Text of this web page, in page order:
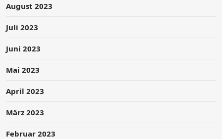
August 2023
Juli 2023
Juni 2023
Mai 2023
April 2023
März 2023
Februar 2023